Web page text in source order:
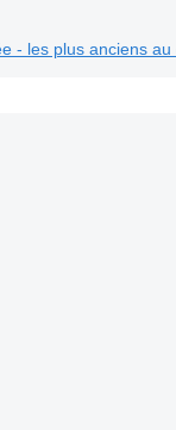
- les plus anciens au